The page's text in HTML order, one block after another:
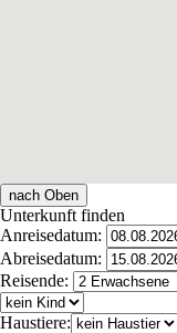
nach Oben
Unterkunft finden
Anreisedatum:
Abreisedatum:
Reisende:
Haustiere: